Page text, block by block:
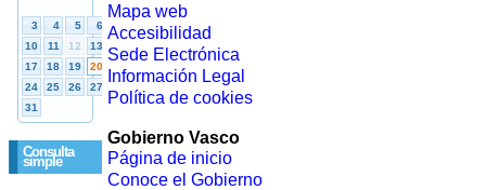
Consulta
simple
Mapa web
Accesibilidad
Sede Electrónica
Información Legal
Política de cookies
Gobierno Vasco
Página de inicio
Conoce el Gobierno